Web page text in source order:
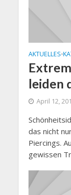
AKTUELLES•
leiden
April 12,
das nicht
Piercings.
gewissen